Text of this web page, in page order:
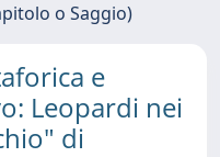
o Saggio)
e
Leopardi nei
di